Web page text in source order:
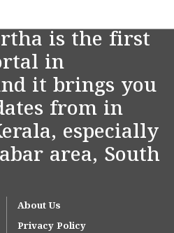
is the first
in
it brings you
from in
especially
area, South
About Us
Privacy Policy